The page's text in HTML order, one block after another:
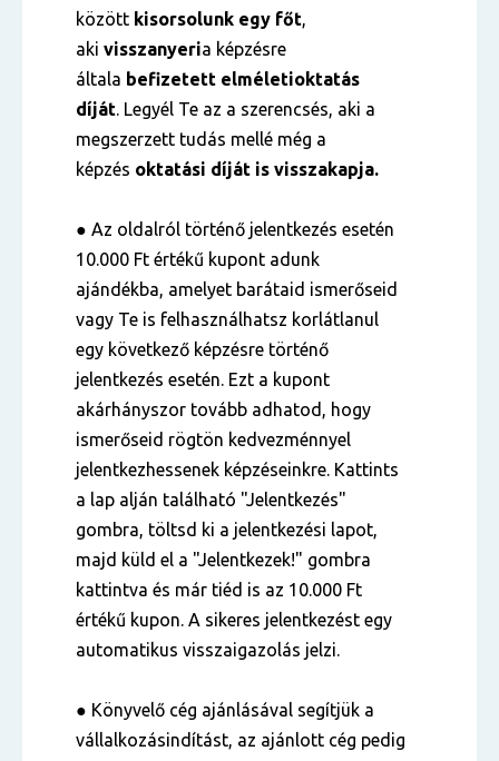
között kisorsolunk egy főt,
aki visszanyeria képzésre
általa befizetett elméletioktatás
díját. Legyél Te az a szerencsés, aki a
megszerzett tudás mellé még a
képzés oktatási díját is visszakapja.
● Az oldalról történő jelentkezés esetén
10.000 Ft értékű kupont adunk
ajándékba, amelyet barátaid ismerőseid
vagy Te is felhasználhatsz korlátlanul
egy következő képzésre történő
jelentkezés esetén. Ezt a kupont
akárhányszor tovább adhatod, hogy
ismerőseid rögtön kedvezménnyel
jelentkezhessenek képzéseinkre. Kattints
a lap alján található "Jelentkezés"
gombra, töltsd ki a jelentkezési lapot,
majd küld el a "Jelentkezek!" gombra
kattintva és már tiéd is az 10.000 Ft
értékű kupon. A sikeres jelentkezést egy
automatikus visszaigazolás jelzi.
● Könyvelő cég ajánlásával segítjük a
vállalkozásindítást, az ajánlott cég pedig